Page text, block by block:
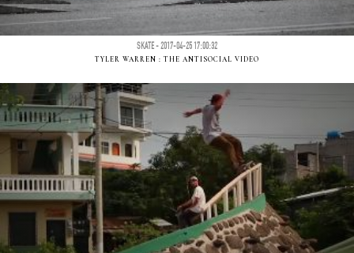
SKATE - 2017-04-25 17:00:32
TYLER WARREN : THE ANTISOCIAL VIDEO